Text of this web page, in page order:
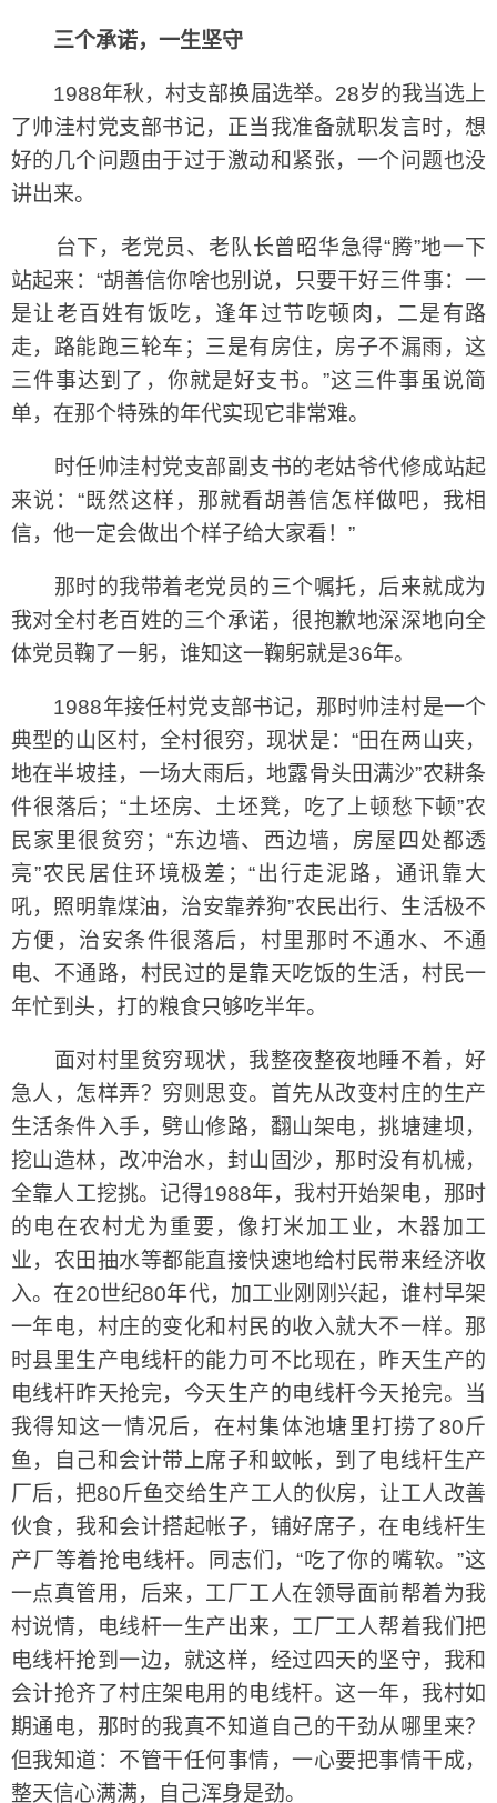
三个承诺，一生坚守
1988年秋，村支部换届选举。28岁的我当选上
了帅洼村党支部书记，正当我准备就职发言时，想
好的几个问题由于过于激动和紧张，一个问题也没
讲出来。
台下，老党员、老队长曾昭华急得“腾”地一下
站起来：“胡善信你啥也别说，只要干好三件事：一
是让老百姓有饭吃，逢年过节吃顿肉，二是有路
走，路能跑三轮车；三是有房住，房子不漏雨，这
三件事达到了，你就是好支书。”这三件事虽说简
单，在那个特殊的年代实现它非常难。
时任帅洼村党支部副支书的老姑爷代修成站起
来说：“既然这样，那就看胡善信怎样做吧，我相
信，他一定会做出个样子给大家看！”
那时的我带着老党员的三个嘱托，后来就成为
我对全村老百姓的三个承诺，很抱歉地深深地向全
体党员鞠了一躬，谁知这一鞠躬就是36年。
1988年接任村党支部书记，那时帅洼村是一个
典型的山区村，全村很穷，现状是：“田在两山夹，
地在半坡挂，一场大雨后，地露骨头田满沙”农耕条
件很落后；“土坯房、土坯凳，吃了上顿愁下顿”农
民家里很贫穷；“东边墙、西边墙，房屋四处都透
亮”农民居住环境极差；“出行走泥路，通讯靠大
吼，照明靠煤油，治安靠养狗”农民出行、生活极不
方便，治安条件很落后，村里那时不通水、不通
电、不通路，村民过的是靠天吃饭的生活，村民一
年忙到头，打的粮食只够吃半年。
面对村里贫穷现状，我整夜整夜地睡不着，好
急人，怎样弄？穷则思变。首先从改变村庄的生产
生活条件入手，劈山修路，翻山架电，挑塘建坝，
挖山造林，改冲治水，封山固沙，那时没有机械，
全靠人工挖挑。记得1988年，我村开始架电，那时
的电在农村尤为重要，像打米加工业，木器加工
业，农田抽水等都能直接快速地给村民带来经济收
入。在20世纪80年代，加工业刚刚兴起，谁村早架
一年电，村庄的变化和村民的收入就大不一样。那
时县里生产电线杆的能力可不比现在，昨天生产的
电线杆昨天抢完，今天生产的电线杆今天抢完。当
我得知这一情况后，在村集体池塘里打捞了80斤
鱼，自己和会计带上席子和蚊帐，到了电线杆生产
厂后，把80斤鱼交给生产工人的伙房，让工人改善
伙食，我和会计搭起帐子，铺好席子，在电线杆生
产厂等着抢电线杆。同志们，“吃了你的嘴软。”这
一点真管用，后来，工厂工人在领导面前帮着为我
村说情，电线杆一生产出来，工厂工人帮着我们把
电线杆抢到一边，就这样，经过四天的坚守，我和
会计抢齐了村庄架电用的电线杆。这一年，我村如
期通电，那时的我真不知道自己的干劲从哪里来？
但我知道：不管干任何事情，一心要把事情干成，
整天信心满满，自己浑身是劲。